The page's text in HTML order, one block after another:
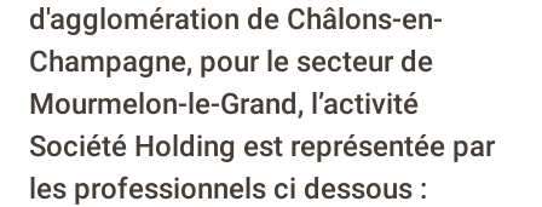
d'agglomération de Châlons-en-
Champagne, pour le secteur de
Mourmelon-le-Grand, l’activité
Société Holding est représentée par
les professionnels ci dessous :